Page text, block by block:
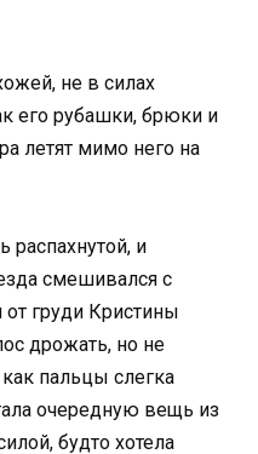
не в силах
его рубашки, брюки и
летят мимо него на
распахнутой, и
смешивался с
груди Кристины
дрожать, но не
пальцы слегка
очередную вещь из
будто хотела